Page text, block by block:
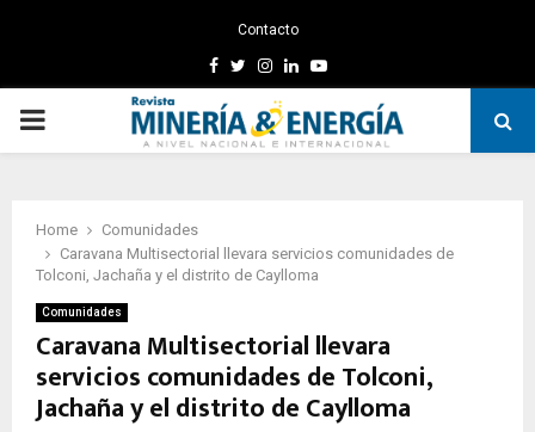
Contacto
Facebook
TwitterInstagram
LinkedinYoutube
PRIMARY
Home
Comunidades
Caravana Multisectorial llevara servicios comunidades de
Tolconi, Jachaña y el distrito de Caylloma
Comunidades
Caravana Multisectorial llevara
servicios comunidades de Tolconi,
Jachaña y el distrito de Caylloma